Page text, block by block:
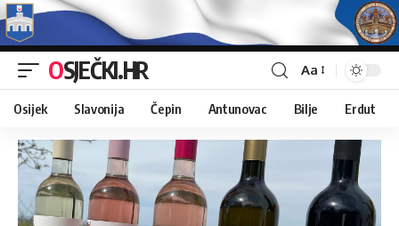
OSJEČKI.HR Aa
Osijek Slavonija Čepin Antunovac Bilje Erdut